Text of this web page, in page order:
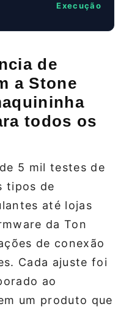
Execução
de
a Stone
todos os
5 mil testes de
tipos de
até lojas
da Ton
de conexão
Cada ajuste foi
ao
um produto que